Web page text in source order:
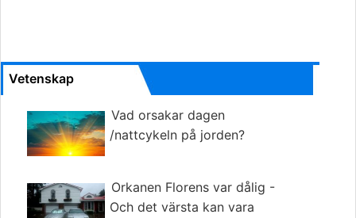
Vetenskap
Vad orsakar dagen
/nattcykeln på jorden?
Orkanen Florens var dålig -
Och det värsta kan vara